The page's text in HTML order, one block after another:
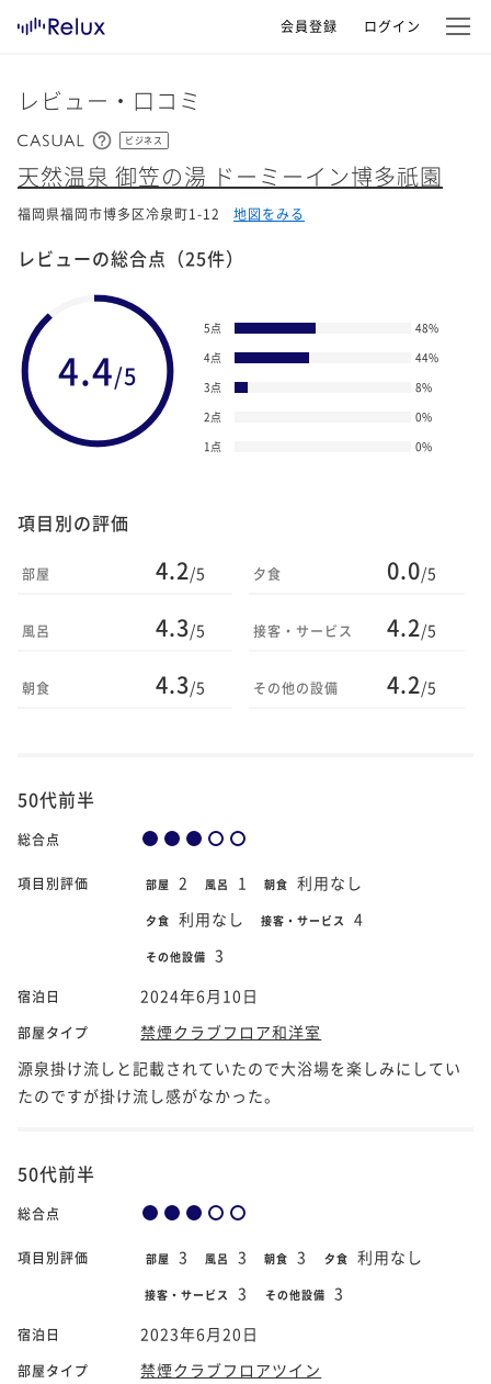
会員登録 ログイン
レビュー・口コミ
ビジネス
天然温泉 御笠の湯 ドーミーイン博多祇園
福岡県福岡市博多区冷泉町1-12 地図をみる
レビューの総合点 （25件）
4.4/5
5点 48%
4点
44%
3点
8%
2点
0%
1点
0%
項目別の評価
部屋 4.2/5
風呂 4.3/5
朝食 4.3/5
夕食 0.0/5
接客・サービス 4.2/5
その他の設備 4.2/5
50代前半
総合点
項目別評価 部屋 2 風呂 1 朝食 利用なし
夕食 利用なし 接客・サービス 4
その他設備 3
宿泊日 2024年6月10日
部屋タイプ
禁煙クラブフロア和洋室
源泉掛け流しと記載されていたので大浴場を楽しみにしてい
たのですが掛け流し感がなかった。
50代前半
総合点
項目別評価 部屋 3 風呂 3 朝食 3 夕食 利用なし
接客・サービス 3 その他設備 3
宿泊日 2023年6月20日
部屋タイプ
禁煙クラブフロアツイン